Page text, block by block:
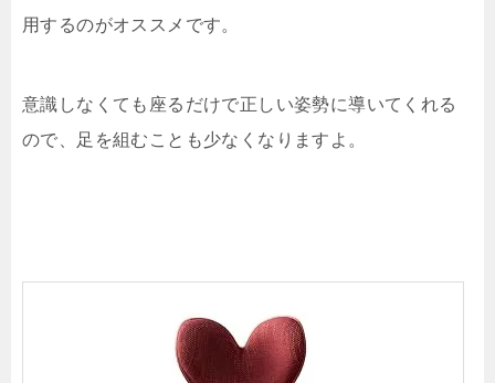
用するのがオススメです。
意識しなくても座るだけで正しい姿勢に導いてくれる
ので、足を組むことも少なくなりますよ。